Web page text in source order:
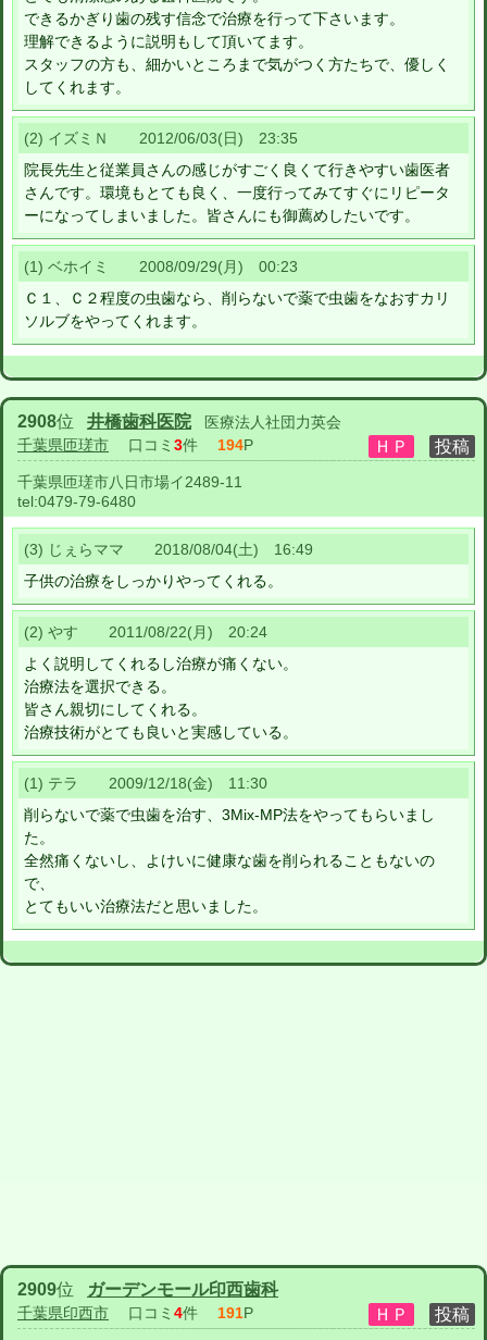
できるかぎり歯の残す信念で治療を行って下さいます。
理解できるように説明もして頂いてます。
スタッフの方も、細かいところまで気がつく方たちで、優しく
してくれます。
(2) イズミＮ 2012/06/03(日) 23:35
院長先生と従業員さんの感じがすごく良くて行きやすい歯医者
さんです。環境もとても良く、一度行ってみてすぐにリピータ
ーになってしまいました。皆さんにも御薦めしたいです。
(1) ベホイミ 2008/09/29(月) 00:23
Ｃ１、Ｃ２程度の虫歯なら、削らないで薬で虫歯をなおすカリ
ソルブをやってくれます。
2908位 井橋歯科医院
医療法人社団力英会
千葉県匝瑳市 口コミ 3件 194P
千葉県匝瑳市八日市場イ2489-11
tel:0479-79-6480
(3) じぇらママ 2018/08/04(土) 16:49
子供の治療をしっかりやってくれる。
(2) やす 2011/08/22(月) 20:24
よく説明してくれるし治療が痛くない。
治療法を選択できる。
皆さん親切にしてくれる。
治療技術がとても良いと実感している。
(1) テラ 2009/12/18(金) 11:30
削らないで薬で虫歯を治す、3Mix-MP法をやってもらいまし
た。
全然痛くないし、よけいに健康な歯を削られることもないの
で、
とてもいい治療法だと思いました。
2909位 ガーデンモール印西歯科
千葉県印西市 口コミ 4件 191P